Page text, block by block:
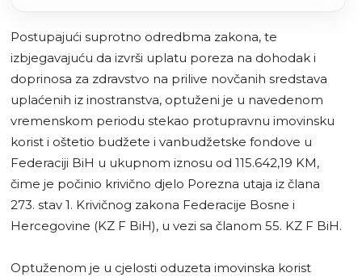
Postupajući suprotno odredbma zakona, te
izbjegavajuću da izvrši uplatu poreza na dohodak i
doprinosa za zdravstvo na prilive novčanih sredstava
uplaćenih iz inostranstva, optuženi je u navedenom
vremenskom periodu stekao protupravnu imovinsku
korist i oštetio budžete i vanbudžetske fondove u
Federaciji BiH u ukupnom iznosu od 115.642,19 KM,
čime je počinio krivično djelo Porezna utaja iz člana
273. stav 1. Krivičnog zakona Federacije Bosne i
Hercegovine (KZ F BiH), u vezi sa članom 55. KZ F BiH.
Optuženom je u cjelosti oduzeta imovinska korist